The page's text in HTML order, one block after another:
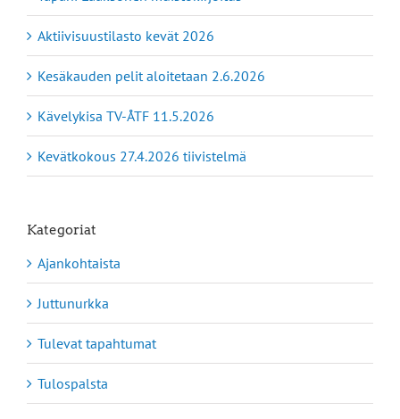
Aktiivisuustilasto kevät 2026
Kesäkauden pelit aloitetaan 2.6.2026
Kävelykisa TV-ÅTF 11.5.2026
Kevätkokous 27.4.2026 tiivistelmä
Kategoriat
Ajankohtaista
Juttunurkka
Tulevat tapahtumat
Tulospalsta